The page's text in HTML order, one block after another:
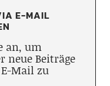
E-MAIL
an, um
neue Beiträge
Mail zu